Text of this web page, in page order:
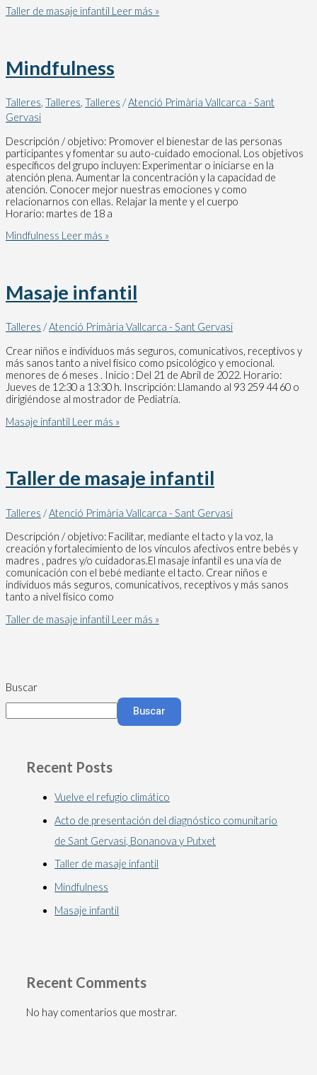
Taller de masaje infantil Leer más »
Mindfulness
Talleres, Talleres, Talleres /Atenció Primària Vallcarca - Sant
Gervasi
Descripción / objetivo: Promover el bienestar de las personas
participantes y fomentar su auto-cuidado emocional. Los objetivos
específicos del grupo incluyen: Experimentar o iniciarse en la
atención plena. Aumentar la concentración y la capacidad de
atención. Conocer mejor nuestras emociones y como
relacionarnos con ellas. Relajar la mente y el cuerpo
Horario: martes de 18 a
Mindfulness Leer más »
Masaje infantil
Talleres /Atenció Primària Vallcarca - Sant Gervasi
Crear niños e individuos más seguros, comunicativos, receptivos y
más sanos tanto a nivel físico como psicológico y emocional.
menores de 6 meses . Inicio : Del 21 de Abril de 2022. Horario:
Jueves de 12:30 a 13:30 h. Inscripción: Llamando al 93 259 44 60 o
dirigiéndose al mostrador de Pediatría.
Masaje infantil Leer más »
Taller de masaje infantil
Talleres /Atenció Primària Vallcarca - Sant Gervasi
Descripción / objetivo: Facilitar, mediante el tacto y la voz, la
creación y fortalecimiento de los vínculos afectivos entre bebés y
madres , padres y/o cuidadoras.El masaje infantil es una vía de
comunicación con el bebé mediante el tacto. Crear niños e
individuos más seguros, comunicativos, receptivos y más sanos
tanto a nivel físico como
Taller de masaje infantil Leer más »
Buscar
Buscar
Recent Posts
Vuelve el refugio climático
Acto de presentación del diagnóstico comunitario
de Sant Gervasi, Bonanova y Putxet
Taller de masaje infantil
Mindfulness
Masaje infantil
Recent Comments
No hay comentarios que mostrar.